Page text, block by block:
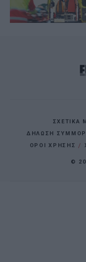
ΣΧΕΤΙΚΑ
ΔΗΛΩΣΗ
ΌΡΟΙ ΧΡΗΣΗΣ
©